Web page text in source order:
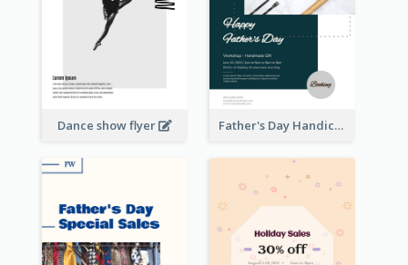
Dance show flyer Father's Day Handicrafts Workshop Flyer